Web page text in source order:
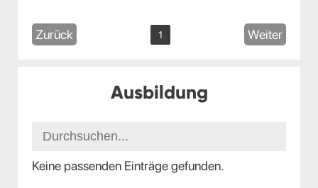
Zurück 1 Weiter
Ausbildung
Keine passenden Einträge gefunden.